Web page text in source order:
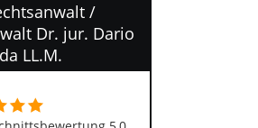
/
Dr. jur. Dario
LL.M.